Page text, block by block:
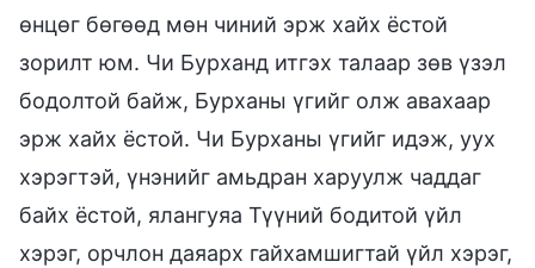
өнцөг бөгөөд мөн чиний эрж хайх ёстой
зорилт юм. Чи Бурханд итгэх талаар зөв үзэл
бодолтой байж, Бурханы үгийг олж авахаар
эрж хайх ёстой. Чи Бурханы үгийг идэж, уух
хэрэгтэй, үнэнийг амьдран харуулж чаддаг
байх ёстой, ялангуяа Түүний бодитой үйл
хэрэг, орчлон даяарх гайхамшигтай үйл хэрэг,